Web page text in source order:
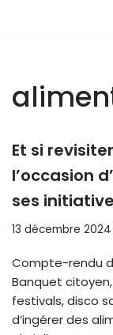
Et si
l’occasion
ses
13 décembre 2024
Compte-rendu
Banquet
festivals, disco
d’ingérer des